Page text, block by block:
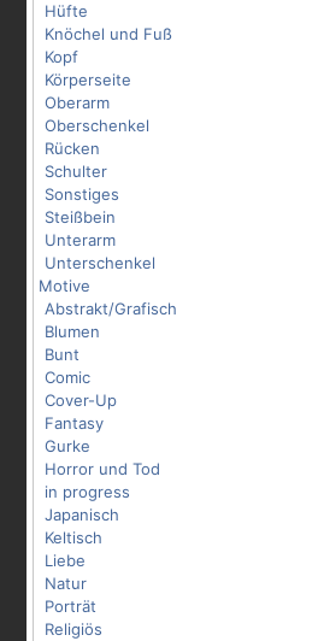
Hüfte
Knöchel und Fuß
Kopf
Körperseite
Oberarm
Oberschenkel
Rücken
Schulter
Sonstiges
Steißbein
Unterarm
Unterschenkel
Motive
Abstrakt/Grafisch
Blumen
Bunt
Comic
Cover-Up
Fantasy
Gurke
Horror und Tod
in progress
Japanisch
Keltisch
Liebe
Natur
Porträt
Religiös